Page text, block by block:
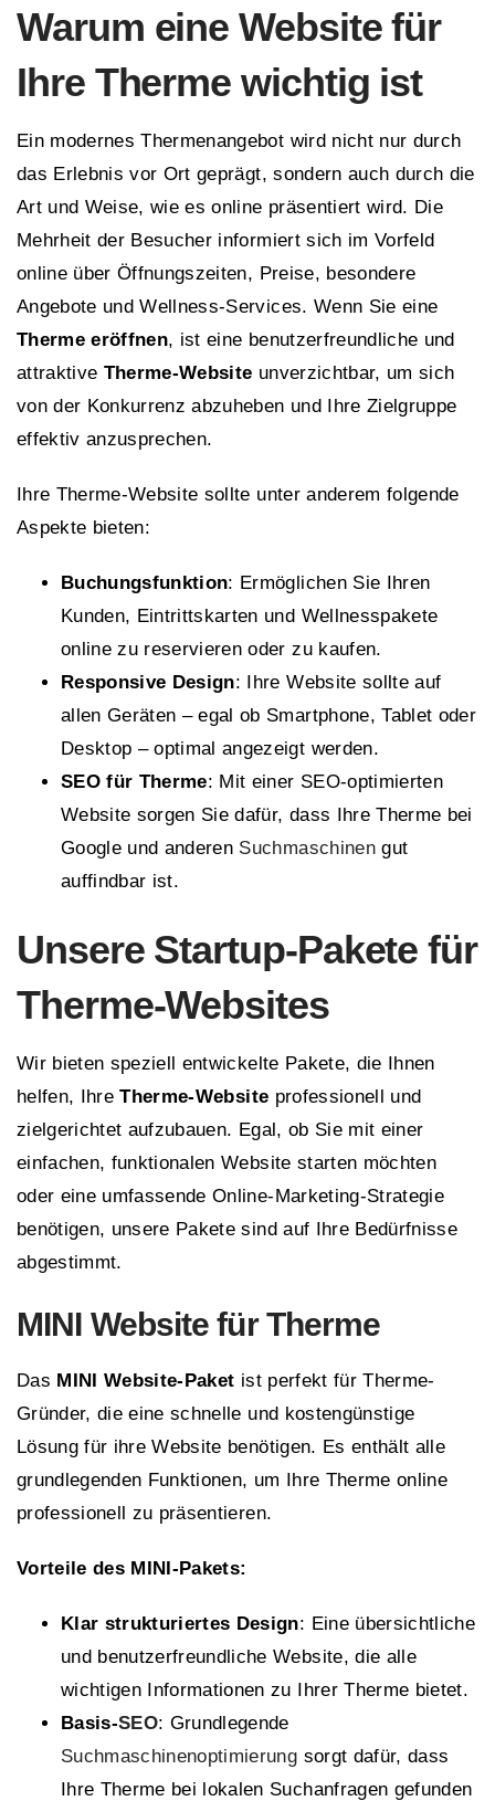
Warum eine Website für
Ihre Therme wichtig ist
Ein modernes Thermenangebot wird nicht nur durch
das Erlebnis vor Ort geprägt, sondern auch durch die
Art und Weise, wie es online präsentiert wird. Die
Mehrheit der Besucher informiert sich im Vorfeld
online über Öffnungszeiten, Preise, besondere
Angebote und Wellness-Services. Wenn Sie eine
Therme eröffnen, ist eine benutzerfreundliche und
attraktive Therme-Website unverzichtbar, um sich
von der Konkurrenz abzuheben und Ihre Zielgruppe
effektiv anzusprechen.
Ihre Therme-Website sollte unter anderem folgende
Aspekte bieten:
Buchungsfunktion: Ermöglichen Sie Ihren
Kunden, Eintrittskarten und Wellnesspakete
online zu reservieren oder zu kaufen.
Responsive Design: Ihre Website sollte auf
allen Geräten – egal ob Smartphone, Tablet oder
Desktop – optimal angezeigt werden.
SEO für Therme: Mit einer SEO-optimierten
Website sorgen Sie dafür, dass Ihre Therme bei
Google und anderen Suchmaschinengut
auffindbar ist.
Unsere Startup-Pakete für
Therme-Websites
Wir bieten speziell entwickelte Pakete, die Ihnen
helfen, IhreTherme-Website professionell und
zielgerichtet aufzubauen. Egal, ob Sie mit einer
einfachen, funktionalen Website starten möchten
oder eine umfassende Online-Marketing-Strategie
benötigen, unsere Pakete sind auf Ihre Bedürfnisse
abgestimmt.
MINI Website für Therme
Das MINI Website-Paket ist perfekt für Therme-
Gründer, die eine schnelle und kostengünstige
Lösung für ihre Website benötigen. Es enthält alle
grundlegenden Funktionen, um Ihre Therme online
professionell zu präsentieren.
Vorteile des MINI-Pakets:
Klar strukturiertes Design: Eine übersichtliche
und benutzerfreundliche Website, die alle
wichtigen Informationen zu Ihrer Therme bietet.
Basis-SEO: Grundlegende
Suchmaschinenoptimierung sorgt dafür, dass
Ihre Therme bei lokalen Suchanfragen gefunden